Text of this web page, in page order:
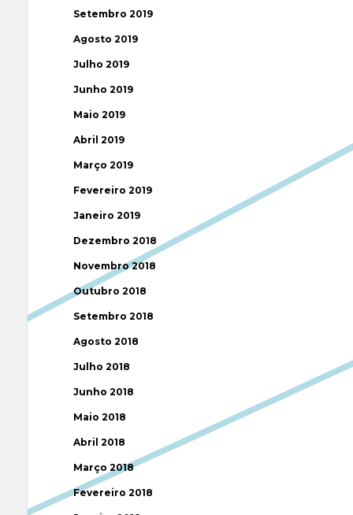
Setembro 2019
Agosto 2019
Julho 2019
Junho 2019
Maio 2019
Abril 2019
Março 2019
Fevereiro 2019
Janeiro 2019
Dezembro 2018
Novembro 2018
Outubro 2018
Setembro 2018
Agosto 2018
Julho 2018
Junho 2018
Maio 2018
Abril 2018
Março 2018
Fevereiro 2018